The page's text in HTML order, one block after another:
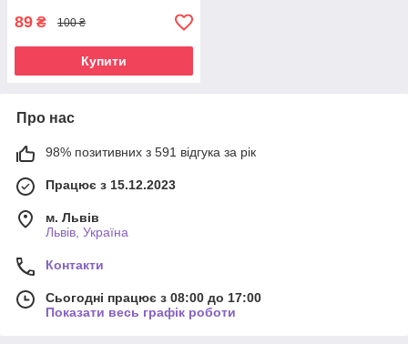
89 ₴ 100 ₴
Купити
Про нас
98% позитивних з 591 відгука за рік
Працює з 15.12.2023
м. Львів
Львів, Україна
Контакти
Сьогодні працює з 08:00 до 17:00
Показати весь графік роботи